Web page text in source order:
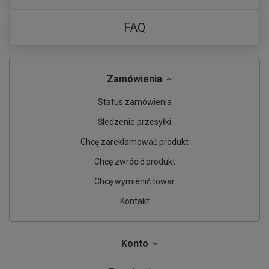
FAQ
Zamówienia
Status zamówienia
Śledzenie przesyłki
Chcę zareklamować produkt
Chcę zwrócić produkt
Chcę wymienić towar
Kontakt
Konto